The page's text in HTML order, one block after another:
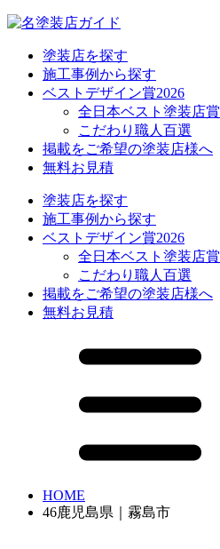
塗装店を探す
施工事例から探す
ベストデザイン賞2026
全日本ベスト塗装店賞
こだわり職人百選
掲載をご希望の塗装店様へ
無料お見積
塗装店を探す
施工事例から探す
ベストデザイン賞2026
全日本ベスト塗装店賞
こだわり職人百選
掲載をご希望の塗装店様へ
無料お見積
HOME
46鹿児島県｜霧島市